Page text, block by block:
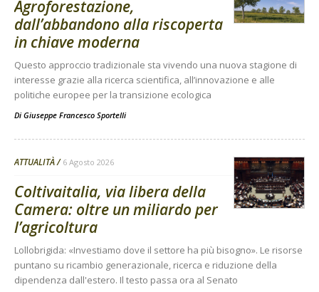
Agroforestazione,
dall’abbandono alla riscoperta
in chiave moderna
Questo approccio tradizionale sta vivendo una nuova stagione di
interesse grazie alla ricerca scientifica, all’innovazione e alle
politiche europee per la transizione ecologica
Di Giuseppe Francesco Sportelli
ATTUALITÀ 6 Agosto 2026
Coltivaitalia, via libera della
Camera: oltre un miliardo per
l’agricoltura
Lollobrigida: «Investiamo dove il settore ha più bisogno». Le risorse
puntano su ricambio generazionale, ricerca e riduzione della
dipendenza dall'estero. Il testo passa ora al Senato